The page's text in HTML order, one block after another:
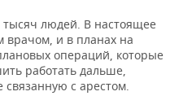
людей. В настоящее
и в планах на
операций, которые
работать дальше,
связанную с арестом.